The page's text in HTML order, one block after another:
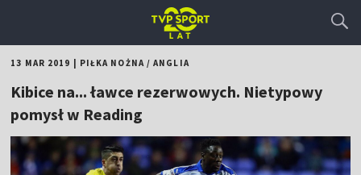
13 MAR 2019 PIŁKA NOŻNA/ANGLIA
Kibice na... ławce rezerwowych. Nietypowy
pomysł w Reading